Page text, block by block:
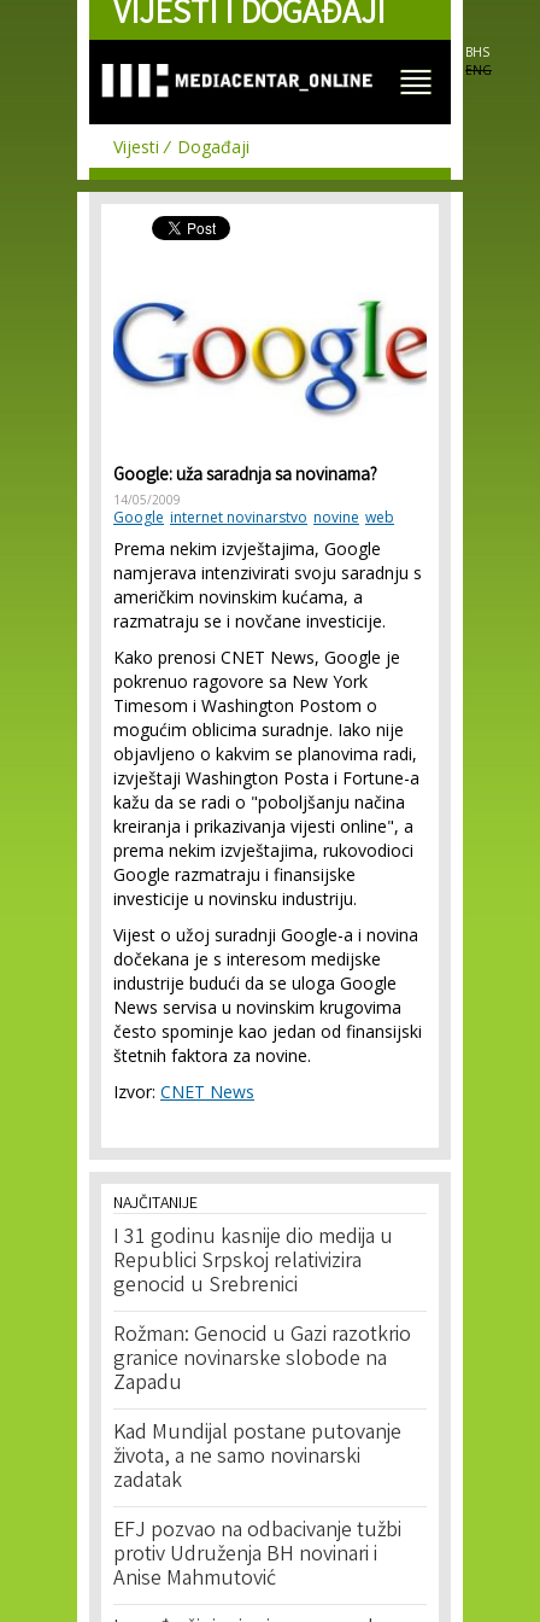
Skip to
main
VIJESTI I DOGAĐAJI
BHS
ENG
Vijesti Događaji
Google: uža saradnja sa novinama?
14/05/2009
Google internet novinarstvo novine web
Prema nekim izvještajima, Google
namjerava intenzivirati svoju saradnju s
američkim novinskim kućama, a
razmatraju se i novčane investicije.
Kako prenosi CNET News, Google je
pokrenuo ragovore sa New York
Timesom i Washington Postom o
mogućim oblicima suradnje. Iako nije
objavljeno o kakvim se planovima radi,
izvještaji Washington Posta i Fortune-a
kažu da se radi o "poboljšanju načina
kreiranja i prikazivanja vijesti online", a
prema nekim izvještajima, rukovodioci
Google razmatraju i finansijske
investicije u novinsku industriju.
Vijest o užoj suradnji Google-a i novina
dočekana je s interesom medijske
industrije budući da se uloga Google
News servisa u novinskim krugovima
često spominje kao jedan od finansijski
štetnih faktora za novine.
Izvor: CNET News
NAJČITANIJE
I 31 godinu kasnije dio medija u
Republici Srpskoj relativizira
genocid u Srebrenici
Rožman: Genocid u Gazi razotkrio
granice novinarske slobode na
Zapadu
Kad Mundijal postane putovanje
života, a ne samo novinarski
zadatak
EFJ pozvao na odbacivanje tužbi
protiv Udruženja BH novinari i
Anise Mahmutović